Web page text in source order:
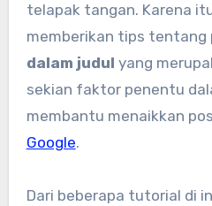
telapak tangan. Karena
memberikan tips tentang
dalam judul yang
sekian faktor penentu
membantu menaikkan
Google.
Dari beberapa tutorial di